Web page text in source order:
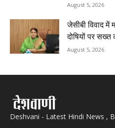
August 5, 2026
जेसीबी विवाद में
दोषियों पर सख्त
August 5, 2026
Deshvani - Latest Hindi News ,